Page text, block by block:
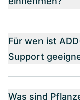
Für wen ist
Support
Was sind